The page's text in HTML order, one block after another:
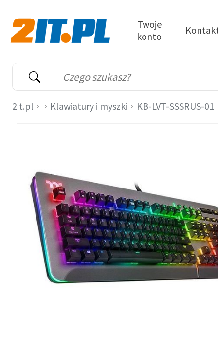
Wyszukiwarka
Słowo kluczowe
Twoje
konto
2it.pl Klawiatury i myszki KB-LVT-SSSRUS-01